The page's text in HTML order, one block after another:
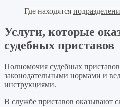
Где находятся
Услуги, которые
судебных приставов
Полномочия судебных
законодательными нормами и
инструкциями.
В службе приставов оказывают